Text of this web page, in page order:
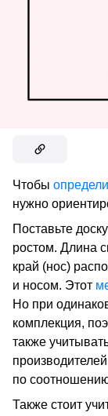
Чтобы
нужно
Поставьте
ростом. Длина
край (нос)
и носом. Этот
Но при
комплекция,
также
по
Также стоит